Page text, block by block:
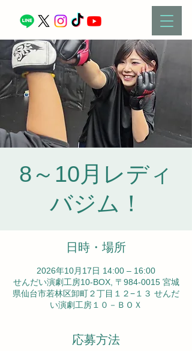
8～10月レディ
バジム！
日時・場所
2026年10月17日 14:00 – 16:00
せんだい演劇工房10-BOX, 〒984-0015 宮城
県仙台市若林区卸町２丁目１２−１３ せんだ
い演劇工房１０－ＢＯＸ
応募方法